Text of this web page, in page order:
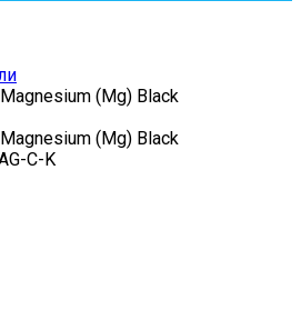
(Mg) Black
(Mg) Black
C-K